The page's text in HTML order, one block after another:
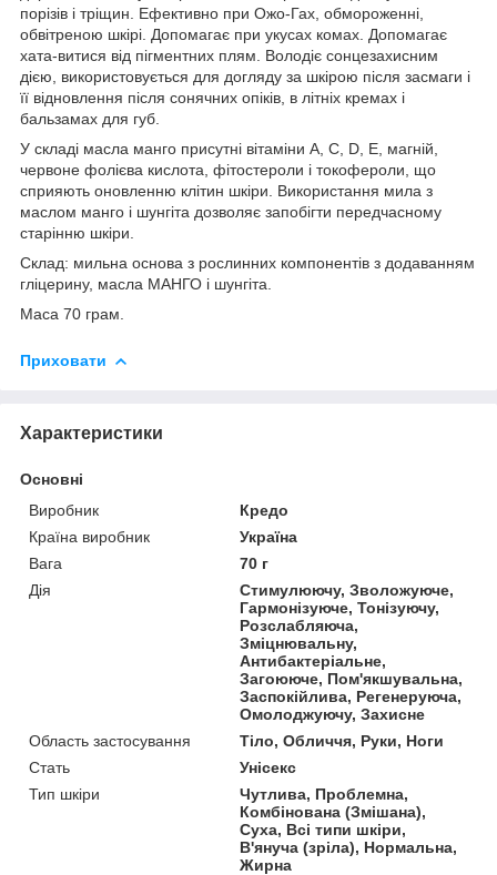
порізів і тріщин. Ефективно при Ожо-Гах, обмороженні,
обвітреною шкірі. Допомагає при укусах комах. Допомагає
хата-витися від пігментних плям. Володіє сонцезахисним
дією, використовується для догляду за шкірою після засмаги і
її відновлення після сонячних опіків, в літніх кремах і
бальзамах для губ.
У складі масла манго присутні вітаміни А, С, D, Е, магній,
червоне фолієва кислота, фітостероли і токофероли, що
сприяють оновленню клітин шкіри. Використання мила з
маслом манго і шунгіта дозволяє запобігти передчасному
старінню шкіри.
Склад: мильна основа з рослинних компонентів з додаванням
гліцерину, масла МАНГО і шунгіта.
Маса 70 грам.
Приховати
Характеристики
Основні
Виробник
Кредо
Країна виробник
Україна
Вага
70 г
Дія
Стимулюючу, Зволожуюче,
Гармонізуюче, Тонізуючу,
Розслабляюча,
Зміцнювальну,
Антибактеріальне,
Загоююче, Пом'якшувальна,
Заспокійлива, Регенеруюча,
Омолоджуючу, Захисне
Область застосування
Тіло, Обличчя, Руки, Ноги
Стать
Унісекс
Тип шкіри
Чутлива, Проблемна,
Комбінована (Змішана),
Суха, Всі типи шкіри,
В'януча (зріла), Нормальна,
Жирна